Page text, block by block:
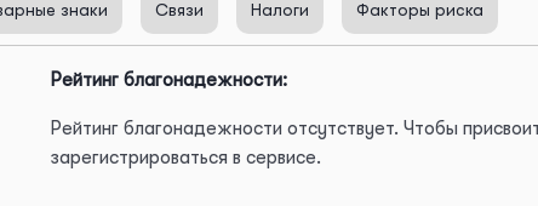
знаки Связи Налоги Факторы риска
Рейтинг благонадежности:
Рейтинг благонадежности отсутствует. Чтобы
зарегистрироваться в сервисе.